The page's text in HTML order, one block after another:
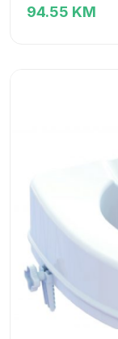
94.55 KM